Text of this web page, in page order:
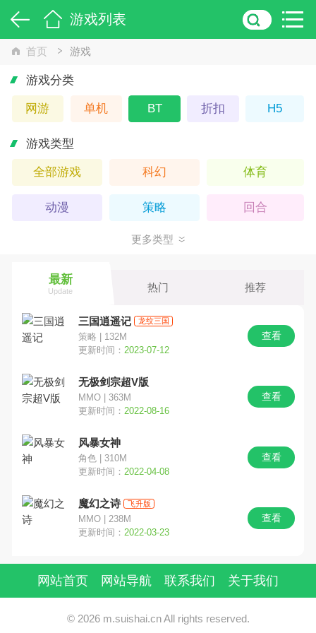
游戏列表
首页 游戏
游戏分类
网游 单机 BT 折扣 H5
游戏类型
全部游戏 科幻 体育
动漫 策略 回合
Q版
休闲
经营 射击
冒险 格斗 塔防
放置
竖版
都市
更多类型
最新
Update 热门 推荐
三国逍遥记 龙纹三国
策略 | 132M
更新时间： 2023-07-12
查看
无极剑宗超V版
MMO | 363M
更新时间： 2022-08-16
查看
风暴女神
角色 | 310M
更新时间： 2022-04-08
查看
魔幻之诗 飞升版
MMO | 238M
更新时间： 2022-03-23
查看
网站首页 网站导航 联系我们 关于我们
© 2026 m.suishai.cn All rights reserved.